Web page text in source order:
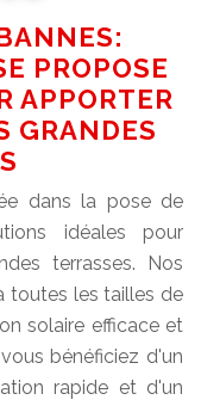
PROPOSE
APPORTER
GRANDES
dans la pose de
idéales pour
terrasses. Nos
toutes les tailles de
solaire efficace et
bénéficiez d'un
rapide et d'un